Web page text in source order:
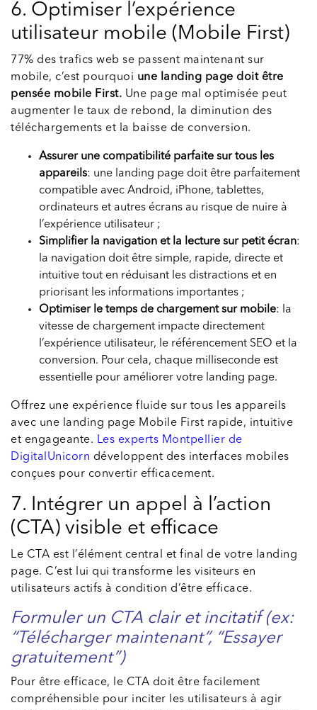
6. Optimiser l’expérience
utilisateur mobile (Mobile First)
77% des trafics web se passent maintenant sur
mobile, c’est pourquoi une landing page doit être
pensée mobile First. Une page mal optimisée peut
augmenter le taux de rebond, la diminution des
téléchargements et la baisse de conversion.
Assurer une compatibilité parfaite sur tous les
appareils: une landing page doit être parfaitement
compatible avec Android, iPhone, tablettes,
ordinateurs et autres écrans au risque de nuire à
l’expérience utilisateur ;
Simplifier la navigation et la lecture sur petit écran:
la navigation doit être simple, rapide, directe et
intuitive tout en réduisant les distractions et en
priorisant les informations importantes ;
Optimiser le temps de chargement sur mobile: la
vitesse de chargement impacte directement
l’expérience utilisateur, le référencement SEO et la
conversion. Pour cela, chaque milliseconde est
essentielle pour améliorer votre landing page.
Offrez une expérience fluide sur tous les appareils
avec une landing page Mobile First rapide, intuitive
et engageante. Les experts Montpellier de
DigitalUnicorn développent des interfaces mobiles
conçues pour convertir efficacement.
7. Intégrer un appel à l’action
(CTA) visible et efficace
Le CTA est l’élément central et final de votre landing
page. C’est lui qui transforme les visiteurs en
utilisateurs actifs à condition d’être efficace.
Formuler un CTA clair et incitatif (ex:
“Télécharger maintenant”, “Essayer
gratuitement”)
Pour être efficace, le CTA doit être facilement
compréhensible pour inciter les utilisateurs à agir